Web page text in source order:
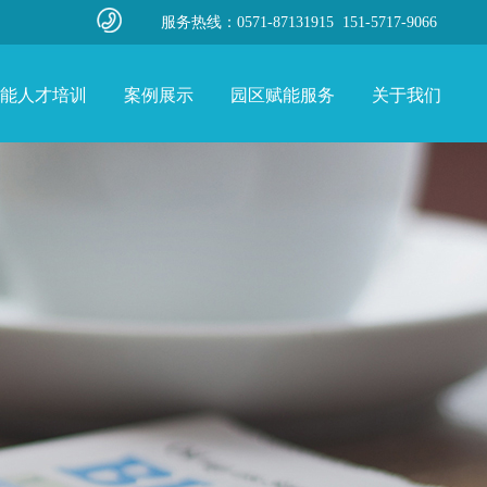
服务热线：0571-87131915 151-5717-9066
人才培训 案例展示 园区赋能服务 关于我们